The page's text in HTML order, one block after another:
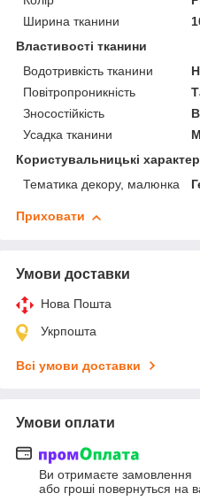
Ширина тканини
Властивості тканини
Водотривкість тканини
Повітропроникність
Зносостійкість
Усадка тканини
Користувальницькі
Тематика декору, малюнка
Приховати
Умови доставки
Нова Пошта
Укрпошта
Всі умови доставки
Умови оплати
Ви отримаєте замовлення
або гроші повернуться на